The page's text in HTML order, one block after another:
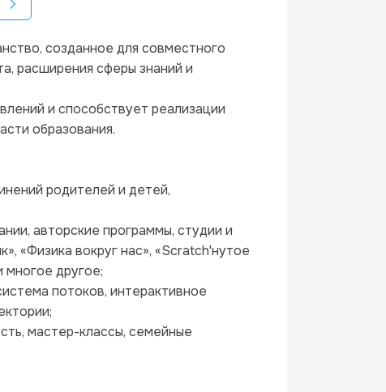
расширения сферы знаний и
и способствует реализации
образования.
родителей и детей,
авторские программы, студии и
«Физика вокруг нас», «Scratch'нутое
многое другое;
потоков, интерактивное
мастер-классы, семейные